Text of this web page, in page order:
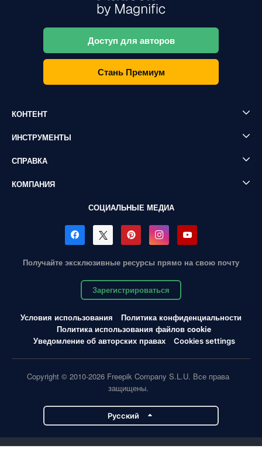
Доступ для авторов
Стань Премиум
КОНТЕНТ
ИНСТРУМЕНТЫ
СПРАВКА
КОМПАНИЯ
СОЦИАЛЬНЫЕ МЕДИА
Получайте эксклюзивные ресурсы прямо на свою почту
Зарегистрироваться
Условия использования
Политика конфиденциальности
Политика использования файлов cookie
Уведомление об авторских правах
Cookies settings
Copyright © 2010-2026 Freepik Company S.L.U. Все права
защищены.
Pусский